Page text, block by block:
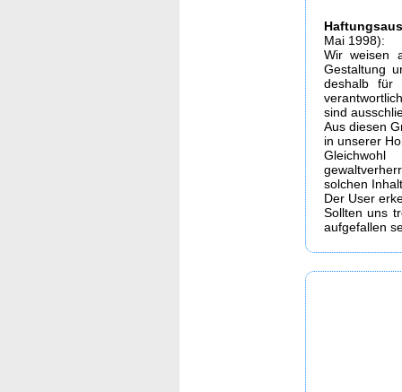
Mai 1998):
Wir weisen
Gestaltung
deshalb für
sind
Aus diesen
in unserer
solchen
Der User
Sollten uns
aufgefallen